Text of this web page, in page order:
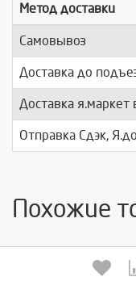
Метод доставки
Самовывоз
Доставка до
Доставка я.маркет
Отправка Сдэк,
Похожие